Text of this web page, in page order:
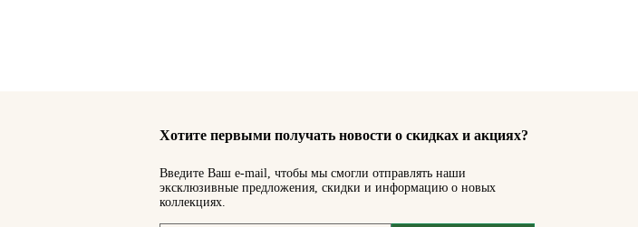
Хотите первыми получать новости о скидках и акциях?
Введите Ваш e-mail, чтобы мы смогли отправлять наши
эксклюзивные предложения, скидки и информацию о новых
коллекциях.